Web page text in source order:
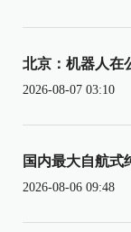
北京：机器人在
2026-08-07 03:10
国内最大自航式
2026-08-06 09:48